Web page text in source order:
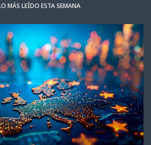
MÁS LEÍDO ESTA SEMANA